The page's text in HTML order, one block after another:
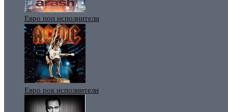
Евро поп исполнители
Евро рок исполнители